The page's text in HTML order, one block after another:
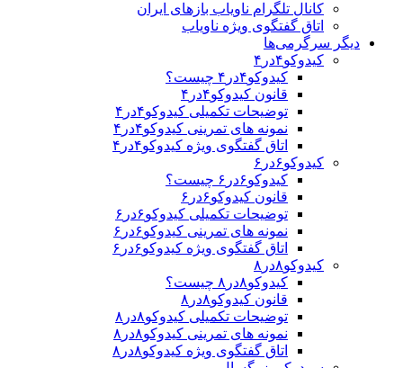
کانال تلگرام ناویاب بازهای ایران
اتاق گفتگوی ویژه ناویاب
دیگر سرگرمی‌ها
کیدوکو۴در۴
کیدوکو۴در۴ چیست؟
قانون کیدوکو۴در۴
توضیحات تکمیلی کیدوکو۴در۴
نمونه های تمرینی کیدوکو۴در۴
اتاق گفتگوی ویژه کیدوکو۴در۴
کیدوکو۶در۶
کیدوکو۶در۶ چیست؟
قانون کیدوکو۶در۶
توضیحات تکمیلی کیدوکو۶در۶
نمونه های تمرینی کیدوکو۶در۶
اتاق گفتگوی ویژه کیدوکو۶در۶
کیدوکو۸در۸
کیدوکو۸در۸ چیست؟
قانون کیدوکو۸در۸
توضیحات تکمیلی کیدوکو۸در۸
نمونه های تمرینی کیدوکو۸در۸
اتاق گفتگوی ویژه کیدوکو۸در۸